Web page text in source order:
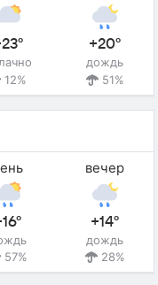
12%
+20°
дождь
51%
57%
вечер
+14°
дождь
28%